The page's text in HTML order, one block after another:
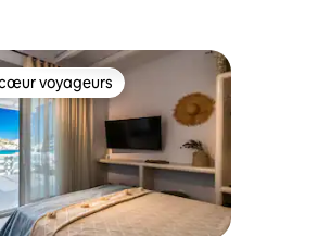
voyageurs
voyageurs